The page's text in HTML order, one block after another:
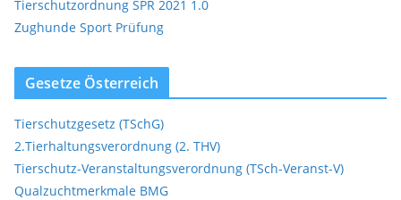
Tierschutzordnung SPR 2021 1.0
Zughunde Sport Prüfung
Gesetze Österreich
Tierschutzgesetz (TSchG)
2.Tierhaltungsverordnung (2. THV)
Tierschutz-Veranstaltungsverordnung (TSch-Veranst-V)
Qualzuchtmerkmale BMG